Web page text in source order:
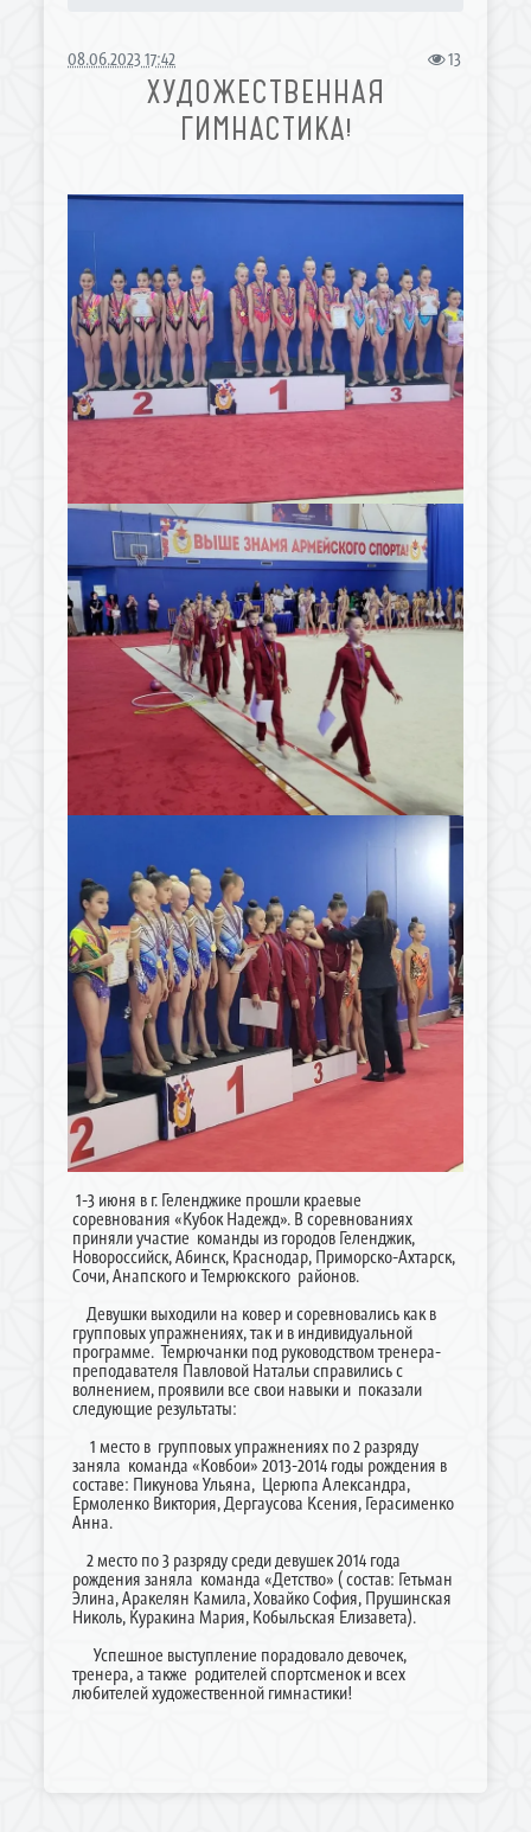
08.06.2023 17:42 13
ХУДОЖЕСТВЕННАЯ
ГИМНАСТИКА!
1-3 июня в г. Геленджике прошли краевые
соревнования «Кубок Надежд». В соревнованиях
приняли участие команды из городов Геленджик,
Новороссийск, Абинск, Краснодар, Приморско-Ахтарск,
Сочи, Анапского и Темрюкского районов.
Девушки выходили на ковер и соревновались как в
групповых упражнениях, так и в индивидуальной
программе. Темрючанки под руководством тренера-
преподавателя Павловой Натальи справились с
волнением, проявили все свои навыки и показали
следующие результаты:
1 место в групповых упражнениях по 2 разряду
заняла команда «Ковбои» 2013-2014 годы рождения в
составе: Пикунова Ульяна, Церюпа Александра,
Ермоленко Виктория, Дергаусова Ксения, Герасименко
Анна.
2 место по 3 разряду среди девушек 2014 года
рождения заняла команда «Детство» ( состав: Гетьман
Элина, Аракелян Камила, Ховайко София, Прушинская
Николь, Куракина Мария, Кобыльская Елизавета).
Успешное выступление порадовало девочек,
тренера, а также родителей спортсменок и всех
любителей художественной гимнастики!